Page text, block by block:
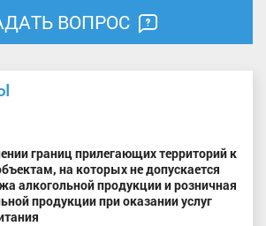
ВОПРОС
границ прилегающих территорий к
на которых не допускается
алкогольной продукции и розничная
продукции при оказании услуг